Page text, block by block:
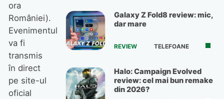
ora
României).
Evenimentul
va fi
transmis
în direct
pe site-ul
oficial
Galaxy Z Fold8 review: mic,
dar mare
REVIEW TELEFOANE
Halo: Campaign Evolved
review: cel mai bun remake
din 2026?